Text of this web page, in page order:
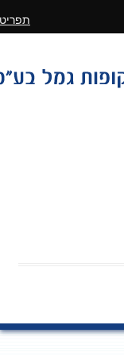
תפריט